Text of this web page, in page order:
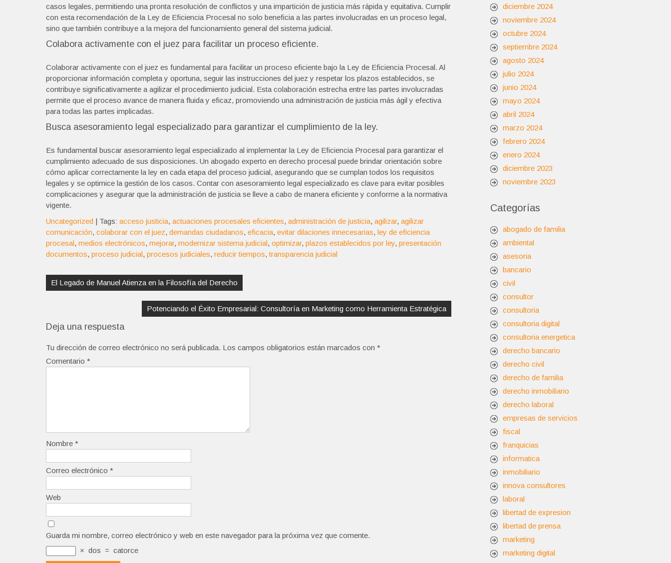
casos legales, permitiendo una pronta resolución de conflictos y una impartición de justicia más rápida y equitativa. Cumplir
con esta recomendación de la Ley de Eficiencia Procesal no solo beneficia a las partes involucradas en un proceso legal,
sino que también contribuye a la mejora del funcionamiento general del sistema judicial.
Colabora activamente con el juez para facilitar un proceso eficiente.
Colaborar activamente con el juez es fundamental para facilitar un proceso eficiente bajo la Ley de Eficiencia Procesal. Al
proporcionar información completa y oportuna, seguir las instrucciones del juez y respetar los plazos establecidos, se
contribuye significativamente a agilizar el procedimiento judicial. Esta colaboración estrecha entre las partes involucradas
permite que el proceso avance de manera fluida y eficaz, promoviendo una administración de justicia más ágil y efectiva
para todas las partes implicadas.
Busca asesoramiento legal especializado para garantizar el cumplimiento de la ley.
Es fundamental buscar asesoramiento legal especializado al implementar la Ley de Eficiencia Procesal para garantizar el
cumplimiento adecuado de sus disposiciones. Un abogado experto en derecho procesal puede brindar orientación sobre
cómo aplicar correctamente la ley en cada etapa del proceso judicial, asegurando que se cumplan todos los requisitos
legales y se optimice la gestión de los casos. Contar con asesoramiento legal especializado es clave para evitar posibles
complicaciones y asegurar que la administración de justicia se lleve a cabo de manera eficiente y conforme a la normativa
vigente.
Uncategorized | Tags: acceso justicia, actuaciones procesales eficientes, administración de justicia, agilizar, agilizar
comunicación, colaborar con el juez, demandas ciudadanos, eficacia, evitar dilaciones innecesarias, ley de eficiencia
procesal, medios electrónicos, mejorar, modernizar sistema judicial, optimizar, plazos establecidos por ley, presentación
documentos, proceso judicial, procesos judiciales, reducir tiempos,transparencia judicial
de
entradas
El Legado de Manuel Atienza en la Filosofía del Derecho
Potenciando el Éxito Empresarial: Consultoría en Marketing como Herramienta Estratégica
Deja una respuesta
Tu dirección de correo electrónico no será publicada. Los campos obligatorios están marcados con *
Comentario *
Nombre *
Correo electrónico *
Web
Guarda mi nombre, correo electrónico y web en este navegador para la próxima vez que comente.
× dos = catorce
diciembre 2024
noviembre 2024
octubre 2024
septiembre 2024
agosto 2024
julio 2024
junio 2024
mayo 2024
abril 2024
marzo 2024
febrero 2024
enero 2024
diciembre 2023
noviembre 2023
Categorías
abogado de familia
ambiental
asesoria
bancario
civil
consultor
consultoria
consultoria digital
consultoria energetica
derecho bancario
derecho civil
derecho de familia
derecho inmobiliario
derecho laboral
empresas de servicios
fiscal
franquicias
informatica
inmobiliario
innova consultores
laboral
libertad de expresion
libertad de prensa
marketing
marketing digital